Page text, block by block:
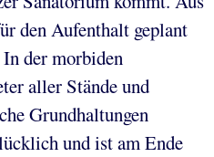
den Aufenthalt geplant
In der morbiden
aller Stände und
Grundhaltungen
und ist am Ende